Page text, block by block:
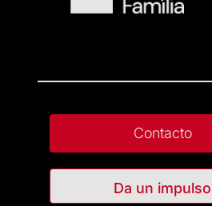
Contacto
Da un impulso